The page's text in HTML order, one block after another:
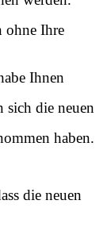
ohne Ihre
Ihnen
sich die neuen
haben.
die neuen